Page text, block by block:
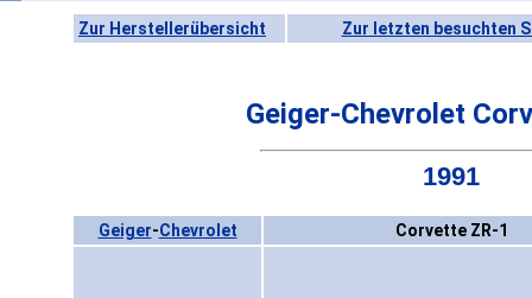
Zur Herstellerübersicht Zur letzten besuchten
Geiger-Chevrolet
1991
Geiger-Chevrolet Corvette ZR-1